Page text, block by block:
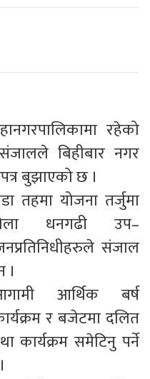
रहेको
बिहीबार नगर
बुझाएको छ ।
तहमा योजना तर्जुमा
धनगढी उप–
संजाल
।
आर्थिक बर्ष
र बजेटमा दलित
कार्यक्रम समेटिनु पर्ने